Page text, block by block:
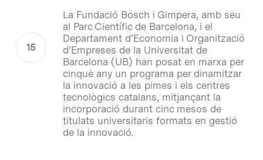
La Fundació Bosch i Gimpera, amb seu
al Parc Científic de Barcelona, i el
Departament d’Economia i Organització
d’Empreses de la Universitat de
Barcelona (UB) han posat en marxa per
cinquè any un programa per dinamitzar
la innovació a les pimes i els centres
tecnològics catalans, mitjançant la
incorporació durant cinc mesos de
titulats universitaris formats en gestió
de la innovació.